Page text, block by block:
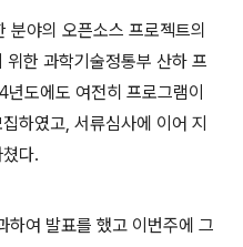
야의 오픈소스 프로젝트의
한 과학기술정통부 산하 프
도에도 여전히 프로그램이
하였고, 서류심사에 이어 지
다.
여 발표를 했고 이번주에 그